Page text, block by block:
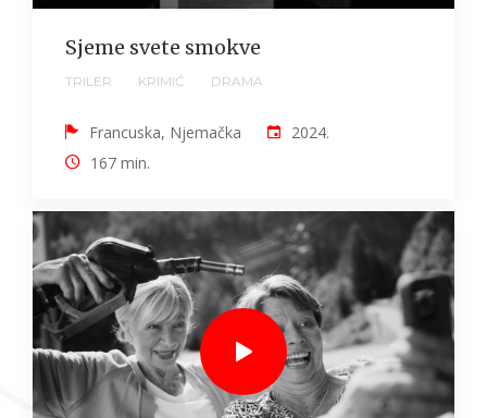
Sjeme svete smokve
TRILER KRIMIĆ DRAMA
Francuska, Njemačka
2024.
167 min.